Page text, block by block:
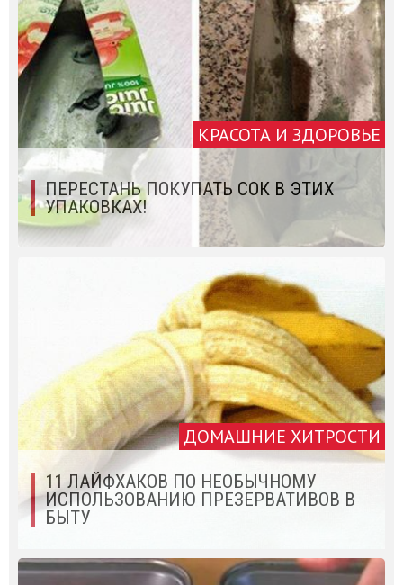
КРАСОТА И ЗДОРОВЬЕ
ПЕРЕСТАНЬ ПОКУПАТЬ СОК В ЭТИХ
УПАКОВКАХ!
ДОМАШНИЕ ХИТРОСТИ
11 ЛАЙФХАКОВ ПО НЕОБЫЧНОМУ
ИСПОЛЬЗОВАНИЮ ПРЕЗЕРВАТИВОВ В
БЫТУ